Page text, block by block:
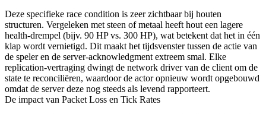
Deze specifieke race condition is zeer zichtbaar bij houten
structuren. Vergeleken met steen of metaal heeft hout een lagere
health-drempel (bijv. 90 HP vs. 300 HP), wat betekent dat het in één
klap wordt vernietigd. Dit maakt het tijdsvenster tussen de actie van
de speler en de server-acknowledgment extreem smal. Elke
replication-vertraging dwingt de network driver van de client om de
state te reconciliëren, waardoor de actor opnieuw wordt opgebouwd
omdat de server deze nog steeds als levend rapporteert.
De impact van Packet Loss en Tick Rates